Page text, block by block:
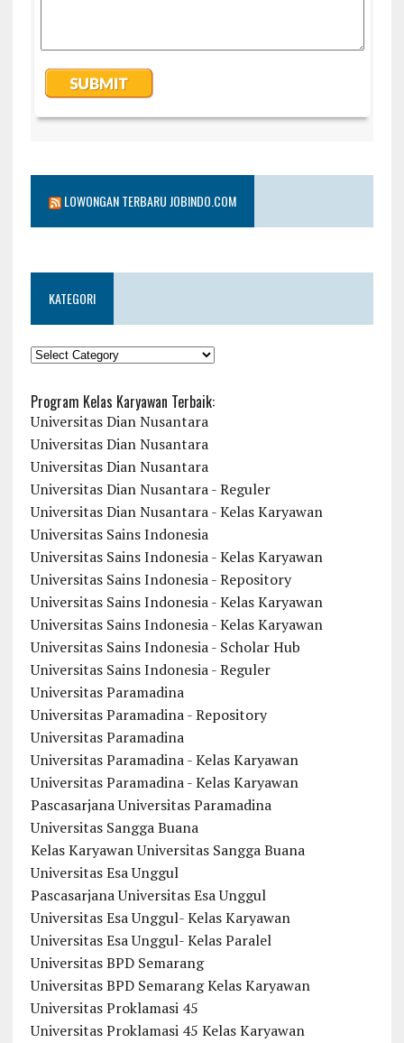
LOWONGAN TERBARU JOBINDO.COM
KATEGORI
KATEGORI
Program Kelas Karyawan Terbaik:
Universitas Dian Nusantara
Universitas Dian Nusantara
Universitas Dian Nusantara
Universitas Dian Nusantara - Reguler
Universitas Dian Nusantara - Kelas Karyawan
Universitas Sains Indonesia
Universitas Sains Indonesia - Kelas Karyawan
Universitas Sains Indonesia - Repository
Universitas Sains Indonesia - Kelas Karyawan
Universitas Sains Indonesia - Kelas Karyawan
Universitas Sains Indonesia - Scholar Hub
Universitas Sains Indonesia - Reguler
Universitas Paramadina
Universitas Paramadina - Repository
Universitas Paramadina
Universitas Paramadina - Kelas Karyawan
Universitas Paramadina - Kelas Karyawan
Pascasarjana Universitas Paramadina
Universitas Sangga Buana
Kelas Karyawan Universitas Sangga Buana
Universitas Esa Unggul
Pascasarjana Universitas Esa Unggul
Universitas Esa Unggul- Kelas Karyawan
Universitas Esa Unggul- Kelas Paralel
Universitas BPD Semarang
Universitas BPD Semarang Kelas Karyawan
Universitas Proklamasi 45
Universitas Proklamasi 45 Kelas Karyawan